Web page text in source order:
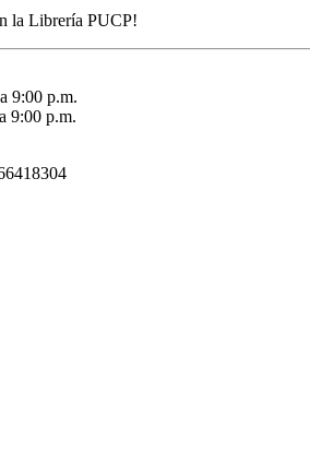
la Librería PUCP!
9:00 p.m.
9:00 p.m.